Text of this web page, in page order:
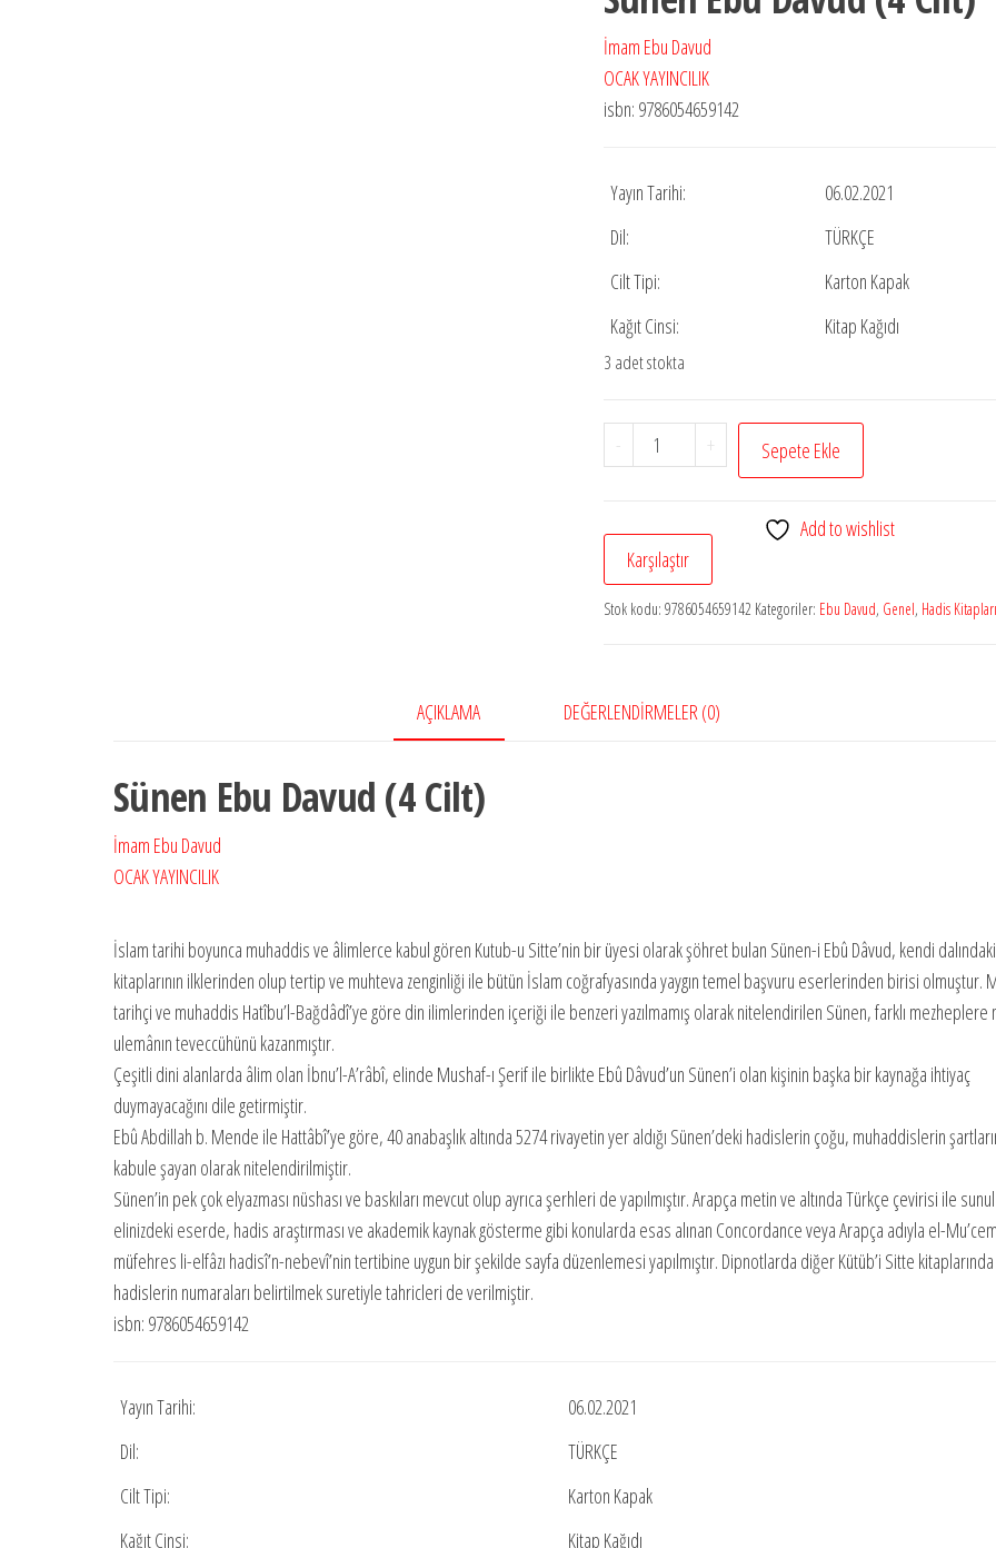
İmam Ebu Davud
OCAK YAYINCILIK
isbn: 9786054659142
Yayın Tarihi:
06.02.2021
Dil:
TÜRKÇE
Cilt Tipi:
Karton Kapak
Kağıt Cinsi:
Kitap Kağıdı
3 adet stokta
-
Sünen
Ebu
(4
Cilt)
adet
+ Sepete Ekle
Add to wishlist
Karşılaştır
Stok kodu: 9786054659142 Kategoriler: Ebu Davud, Genel, Hadis Kitapları
AÇIKLAMA DEĞERLENDIRMELER (0)
Sünen Ebu Davud (4 Cilt)
İmam Ebu Davud
OCAK YAYINCILIK
İslam tarihi boyunca muhaddis ve âlimlerce kabul gören Kutub-u Sitte’nin bir üyesi olarak şöhret bulan Sünen-i Ebû Dâvud, kendi
kitaplarının ilklerinden olup tertip ve muhteva zenginliği ile bütün İslam coğrafyasında yaygın temel başvuru eserlerinden birisi olmuştur.
tarihçi ve muhaddis Hatîbu’l-Bağdâdî’ye göre din ilimlerinden içeriği ile benzeri yazılmamış olarak nitelendirilen Sünen, farklı mezheplere
ulemânın teveccühünü kazanmıştır.
Çeşitli dini alanlarda âlim olan İbnu’l-A’râbî, elinde Mushaf-ı Şerif ile birlikte Ebû Dâvud’un Sünen’i olan kişinin başka bir kaynağa ihtiyaç
duymayacağını dile getirmiştir.
Ebû Abdillah b. Mende ile Hattâbî’ye göre, 40 anabaşlık altında 5274 rivayetin yer aldığı Sünen’deki hadislerin çoğu, muhaddislerin
kabule şayan olarak nitelendirilmiştir.
Sünen’in pek çok elyazması nüshası ve baskıları mevcut olup ayrıca şerhleri de yapılmıştır. Arapça metin ve altında Türkçe çevirisi ile
elinizdeki eserde, hadis araştırması ve akademik kaynak gösterme gibi konularda esas alınan Concordance veya Arapça adıyla el-
müfehres li-elfâzı hadisî’n-nebevî’nin tertibine uygun bir şekilde sayfa düzenlemesi yapılmıştır. Dipnotlarda diğer Kütüb’i Sitte
hadislerin numaraları belirtilmek suretiyle tahricleri de verilmiştir.
isbn: 9786054659142
Yayın Tarihi:
06.02.2021
Dil:
TÜRKÇE
Cilt Tipi:
Karton Kapak
Kağıt Cinsi:
Kitap Kağıdı